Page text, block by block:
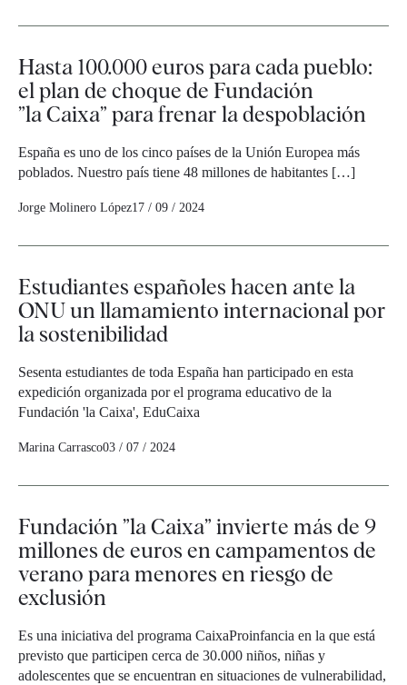
Hasta 100.000 euros para cada pueblo:
el plan de choque de Fundación
”la Caixa” para frenar la despoblación
España es uno de los cinco países de la Unión Europea más
poblados. Nuestro país tiene 48 millones de habitantes […]
Jorge Molinero López17 / 09 / 2024
Estudiantes españoles hacen ante la
ONU un llamamiento internacional por
la sostenibilidad
Sesenta estudiantes de toda España han participado en esta
expedición organizada por el programa educativo de la
Fundación 'la Caixa', EduCaixa
Marina Carrasco03 / 07 / 2024
Fundación ”la Caixa” invierte más de 9
millones de euros en campamentos de
verano para menores en riesgo de
exclusión
Es una iniciativa del programa CaixaProinfancia en la que está
previsto que participen cerca de 30.000 niños, niñas y
adolescentes que se encuentran en situaciones de vulnerabilidad,